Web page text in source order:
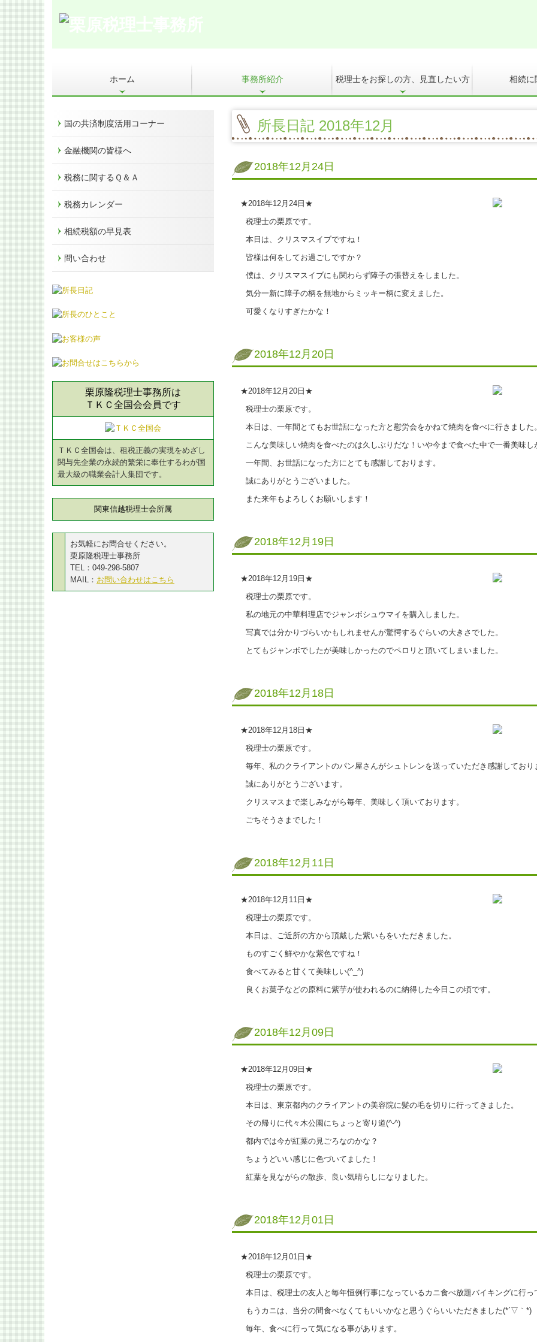
ホーム 事務所紹介
お客様の声
料金について
よくある質問
業務契約までの流れ
交通案内
経営革新等支援機関とは
税理士をお探しの方、見直したい方
会計・給与・請求を合理化
決算書の信用力を高めます
記帳適時性証明書の活用
スマート業績確認機能
マイナンバー制度への対応
デジタル化・AI導入補助金
相続に
相続に関する
円満な相続・
国の共済制度活用コーナー
金融機関の皆様へ
税務に関するＱ＆Ａ
税務カレンダー
相続税額の早見表
問い合わせ
栗原隆税理士事務所は
ＴＫＣ全国会会員です
ＴＫＣ全国会は、租税正義の実現をめざし
関与先企業の永続的繁栄に奉仕するわが国
最大級の職業会計人集団です。
関東信越税理士会所属
お気軽にお問合せください。
栗原隆税理士事務所
TEL：049-298-5807
MAIL： お問い合わせはこちら
所長日記 2018年12月
2018年12月24日
★2018年12月24日★
税理士の栗原です。
本日は、クリスマスイブですね！
皆様は何をしてお過ごしですか？
僕は、クリスマスイブにも関わらず障子の張替えをしました。
気分一新に障子の柄を無地からミッキー柄に変えました。
可愛くなりすぎたかな！
2018年12月20日
★2018年12月20日★
税理士の栗原です。
本日は、一年間とてもお世話になった方と慰労会をかねて焼肉を食べに行きました
こんな美味しい焼肉を食べたのは久しぶりだな！いや今まで食べた中で一番美味し
一年間、お世話になった方にとても感謝しております。
誠にありがとうございました。
また来年もよろしくお願いします！
2018年12月19日
★2018年12月19日★
税理士の栗原です。
私の地元の中華料理店でジャンボシュウマイを購入しました。
写真では分かりづらいかもしれませんが驚愕するぐらいの大きさでした。
とてもジャンボでしたが美味しかったのでペロリと頂いてしまいました。
2018年12月18日
★2018年12月18日★
税理士の栗原です。
毎年、私のクライアントのパン屋さんがシュトレンを送っていただき感謝しており
誠にありがとうございます。
クリスマスまで楽しみながら毎年、美味しく頂いております。
ごちそうさまでした！
2018年12月11日
★2018年12月11日★
税理士の栗原です。
本日は、ご近所の方から頂戴した紫いもをいただきました。
ものすごく鮮やかな紫色ですね！
食べてみると甘くて美味しい(^_^)
良くお菓子などの原料に紫芋が使われるのに納得した今日この頃です。
2018年12月09日
★2018年12月09日★
税理士の栗原です。
本日は、東京都内のクライアントの美容院に髪の毛を切りに行ってきました。
その帰りに代々木公園にちょっと寄り道(^-^)
都内では今が紅葉の見ごろなのかな？
ちょうどいい感じに色づいてました！
紅葉を見ながらの散歩、良い気晴らしになりました。
2018年12月01日
★2018年12月01日★
税理士の栗原です。
本日は、税理士の友人と毎年恒例行事になっているカニ食べ放題バイキングに行っ
もうカニは、当分の間食べなくてもいいかなと思うぐらいいただきました(*´▽｀*)
毎年、食べに行って気になる事があります。